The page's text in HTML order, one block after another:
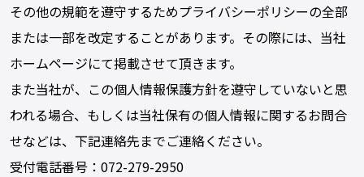
その他の規範を遵守するためプライバシーポリシーの全部
または一部を改定することがあります。その際には、当社
ホームページにて掲載させて頂きます。
また当社が、この個人情報保護方針を遵守していないと思
われる場合、もしくは当社保有の個人情報に関するお問合
せなどは、下記連絡先までご連絡ください。
受付電話番号：072-279-2950